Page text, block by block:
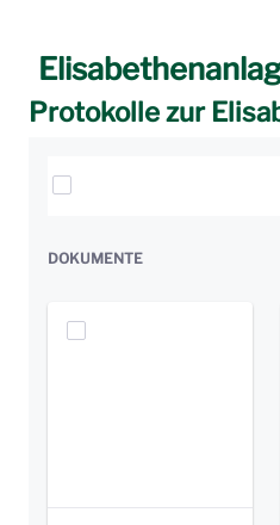
Protokolle zur
Elemente auswählen
DOKUMENTE